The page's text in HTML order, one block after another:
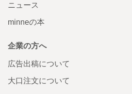
ニュース
minneの本
企業の方へ
広告出稿について
大口注文について